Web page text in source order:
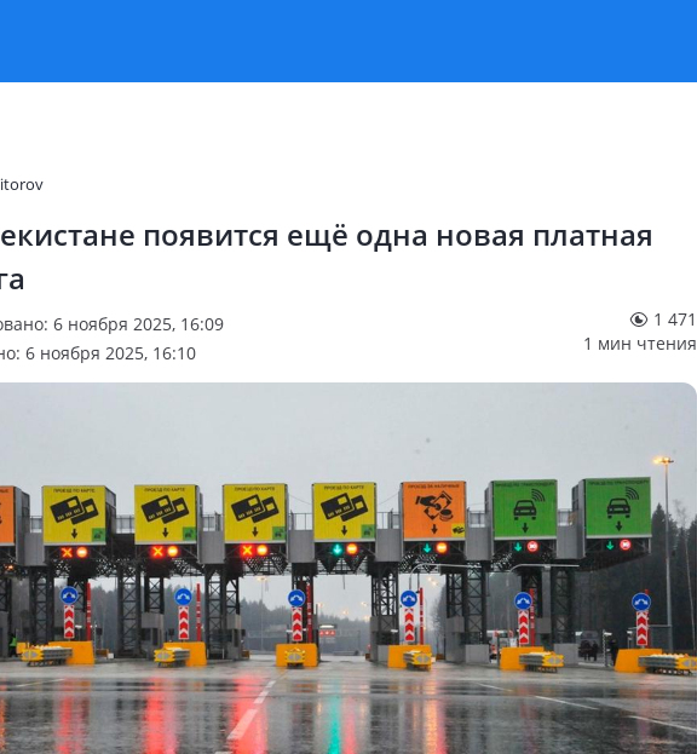
появится ещё одна новая платная
6 ноября 2025, 16:09
6 ноября 2025, 16:10
1 471
1 мин чтения